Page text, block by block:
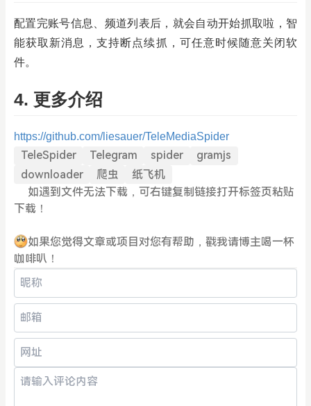
配置完账号信息、频道列表后，就会自动开始抓取啦，智
能获取新消息，支持断点续抓，可任意时候随意关闭软
件。
4. 更多介绍
https://github.com/liesauer/TeleMediaSpider
TeleSpider Telegram spider
gramjs
downloader
爬虫
纸飞机
如遇到文件无法下载，可右键复制链接打开标签页粘贴
下载！
如果您觉得文章或项目对您有帮助，戳我请博主喝一杯
咖啡叭！